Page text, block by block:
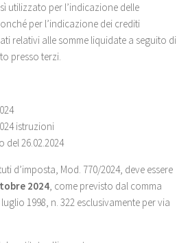
utilizzato per l’indicazione delle
per l’indicazione dei crediti
relativi alle somme liquidate a seguito di
presso terzi.
istruzioni
del 26.02.2024
d’imposta, Mod. 770/2024, deve essere
2024, come previsto dal comma
luglio 1998, n. 322 esclusivamente per via